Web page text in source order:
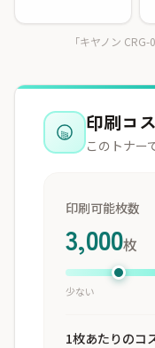
「キヤノン
印刷コ
このトナー
印刷可能枚数
3,000枚
少ない
1枚あたりのコ